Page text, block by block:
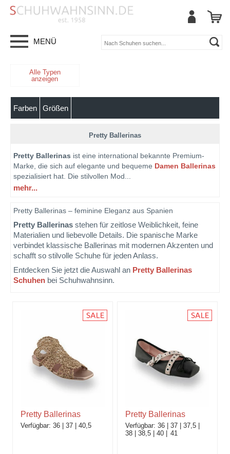
MENÜ
Alle Typen
anzeigen
Farben Größen
Pretty Ballerinas
Pretty Ballerinas ist eine international bekannte Premium-
Marke, die sich auf elegante und bequeme Damen Ballerinas
spezialisiert hat. Die stilvollen Mod
mehr...
Pretty Ballerinas – feminine Eleganz aus Spanien
Pretty Ballerinas stehen für zeitlose Weiblichkeit, feine
Materialien und liebevolle Details. Die spanische Marke
verbindet klassische Ballerinas mit modernen Akzenten und
schafft so stilvolle Schuhe für jeden Anlass.
Entdecken Sie jetzt die Auswahl an Pretty Ballerinas
Schuhen bei Schuhwahnsinn.
Pretty Ballerinas
36 37 40,5
Pretty Ballerinas
36 37
37,5
38
38,5 40 41